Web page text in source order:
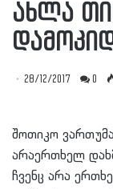
ახლა
28/12/2017 0
შოთიკო
არაერთხელ
ჩვენც არა